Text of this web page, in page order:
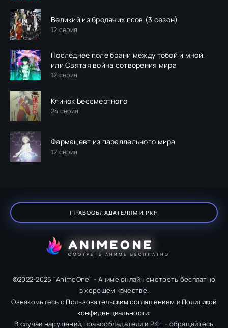
Великий из бродячих псов (3 сезон)
12 серия
Последнее поле брани между тобой и мной,
или Святая война сотворения мира
12 серия
Клинок Бессмертного
24 серия
Фармацевт из параллельного мира
12 серия
ПРАВООБЛАДАТЕЛЯМ И РКН
ANIMEONE
СМОТРЕТЬ АНИМЕ БЕСПЛАТНО
©2022-2025 "AnimeOne" - Аниме онлайн смотреть бесплатно
в хорошем качестве.
Ознакомьтесь с Пользовательским соглашением и Политикой
конфиденциальности.
В случаи нарушений, правообладатели и РКН - обращайтесь